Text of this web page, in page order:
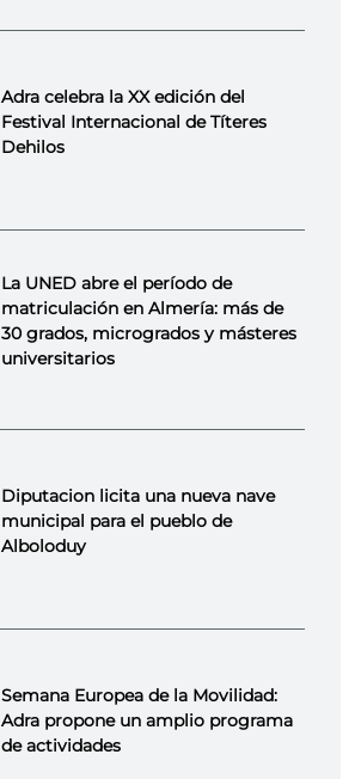
Adra celebra la XX edición del
Festival Internacional de Títeres
Dehilos
La UNED abre el período de
matriculación en Almería: más de
30 grados, microgrados y másteres
universitarios
Diputacion licita una nueva nave
municipal para el pueblo de
Alboloduy
Semana Europea de la Movilidad:
Adra propone un amplio programa
de actividades